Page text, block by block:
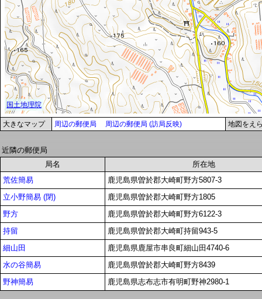
大きなマップ 周辺の郵便局 周辺の郵便局 (訪局反映) 地図をえ
近隣の郵便局
局名
所在地
荒佐簡易
鹿児島県曽於郡大崎町野方5807-3
立小野簡易 (閉)
鹿児島県曽於郡大崎町野方1805
野方
鹿児島県曽於郡大崎町野方6122-3
持留
鹿児島県曽於郡大崎町持留943-5
細山田
鹿児島県鹿屋市串良町細山田4740-6
水の谷簡易
鹿児島県曽於郡大崎町野方8439
野神簡易
鹿児島県志布志市有明町野神2980-1